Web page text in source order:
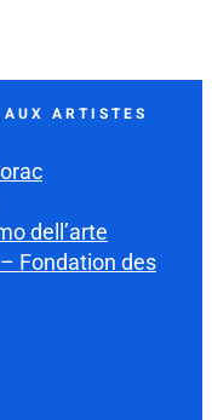
ARTISTES
dell’arte
Fondation des